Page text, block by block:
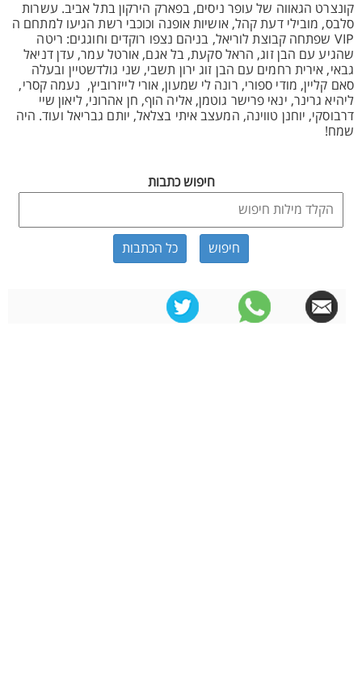
קונצרט הגאווה של עופר ניסים, בפארק הירקון בתל אביב. עשרות
סלבס, מובילי דעת קהל, אושיות אופנה וכוכבי רשת הגיעו למתחם ה
VIP שפתחה קבוצת לוריאל, בניהם נצפו רוקדים וחוגגים: ריטה
שהגיע עם הבן זוג, הראל סקעת, בל אגם, אורטל עמר, עדן דניאל
גבאי, אירית רחמים עם הבן זוג ירון תשבי, שני גולדשטיין ובעלה
סאם קליין, מודי ספורי, רונה לי שמעון, אורי לייזרוביץ, נעמה קסרי,
ליהיא גרינר, ינאי פרישר גוטמן, אליה הוף, חן אהרוני, ליאון שיי
דרבוסקי, יוחנן טווינה, המעצב איתי בצלאל, יותם גבריאל ועוד. היה
שמח!
חיפוש כתבות
כל הכתבות